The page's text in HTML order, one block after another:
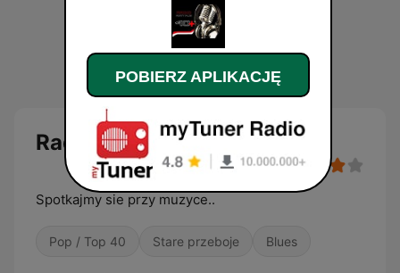
Radio FortyPlus
Spotkajmy sie przy muzyce..
Pop / Top 40 Stare przeboje Blues
POBIERZ APLIKACJĘ